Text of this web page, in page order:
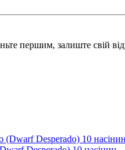
першим, залиште свій